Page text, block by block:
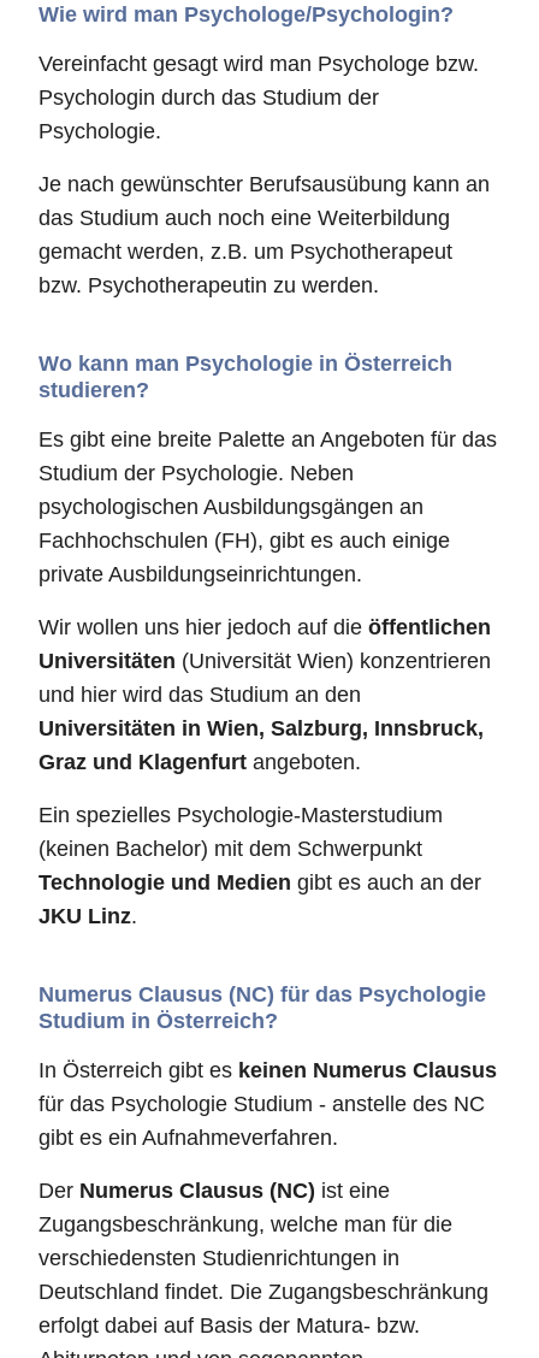
Wie wird man Psychologe/Psychologin?
Vereinfacht gesagt wird man Psychologe bzw.
Psychologin durch das Studium der
Psychologie.
Je nach gewünschter Berufsausübung kann an
das Studium auch noch eine Weiterbildung
gemacht werden, z.B. um Psychotherapeut
bzw. Psychotherapeutin zu werden.
Wo kann man Psychologie in Österreich
studieren?
Es gibt eine breite Palette an Angeboten für das
Studium der Psychologie. Neben
psychologischen Ausbildungsgängen an
Fachhochschulen (FH), gibt es auch einige
private Ausbildungseinrichtungen.
Wir wollen uns hier jedoch auf die öffentlichen
Universitäten (Universität Wien) konzentrieren
und hier wird das Studium an den
Universitäten in Wien, Salzburg, Innsbruck,
Graz und Klagenfurt angeboten.
Ein spezielles Psychologie-Masterstudium
(keinen Bachelor) mit dem Schwerpunkt
Technologie und Medien gibt es auch an der
JKU Linz.
Numerus Clausus (NC) für das Psychologie
Studium in Österreich?
In Österreich gibt es keinen Numerus Clausus
für das Psychologie Studium - anstelle des NC
gibt es ein Aufnahmeverfahren.
Der Numerus Clausus (NC) ist eine
Zugangsbeschränkung, welche man für die
verschiedensten Studienrichtungen in
Deutschland findet. Die Zugangsbeschränkung
erfolgt dabei auf Basis der Matura- bzw.